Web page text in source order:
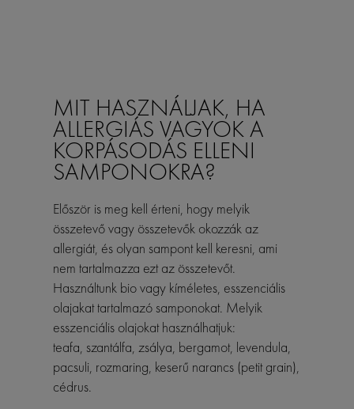
MIT HASZNÁLJAK, HA
ALLERGIÁS VAGYOK A
KORPÁSODÁS ELLENI
SAMPONOKRA?
Először is meg kell érteni, hogy melyik
összetevő vagy összetevők okozzák az
allergiát, és olyan sampont kell keresni, ami
nem tartalmazza ezt az összetevőt.
Használtunk bio vagy kíméletes, esszenciális
olajakat tartalmazó samponokat. Melyik
esszenciális olajokat használhatjuk:
teafa, szantálfa, zsálya, bergamot, levendula,
pacsuli, rozmaring, keserű narancs (petit grain),
cédrus.